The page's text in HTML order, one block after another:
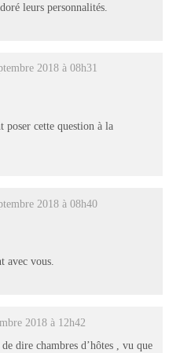
leurs personnalités.
2018 à 08h31
poser cette question à la
2018 à 08h40
avec vous.
2018 à 12h42
dire chambres d’hôtes , vu que